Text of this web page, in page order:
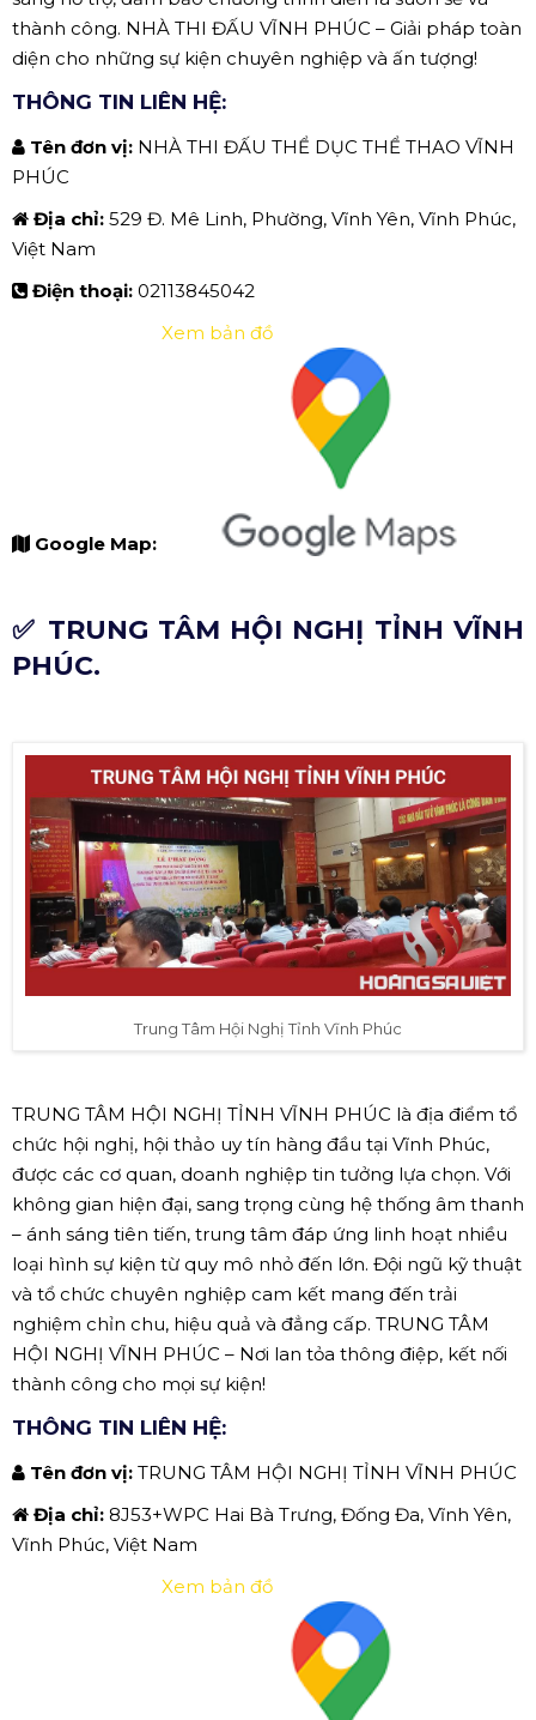
thành công. NHÀ THI ĐẤU VĨNH PHÚC – Giải pháp toàn
diện cho những sự kiện chuyên nghiệp và ấn tượng!
THÔNG TIN LIÊN HỆ:
Tên đơn vị: NHÀ THI ĐẤU THỂ DỤC THỂ THAO VĨNH
PHÚC
Địa chỉ: 529 Đ. Mê Linh, Phường, Vĩnh Yên, Vĩnh Phúc,
Việt Nam
Điện thoại: 02113845042
Google Map:
Xem bản đồ
✅ TRUNG TÂM HỘI NGHỊ TỈNH VĨNH
PHÚC.
Trung Tâm Hội Nghị Tỉnh Vĩnh Phúc
TRUNG TÂM HỘI NGHỊ TỈNH VĨNH PHÚC là địa điểm tổ
chức hội nghị, hội thảo uy tín hàng đầu tại Vĩnh Phúc,
được các cơ quan, doanh nghiệp tin tưởng lựa chọn. Với
không gian hiện đại, sang trọng cùng hệ thống âm thanh
– ánh sáng tiên tiến, trung tâm đáp ứng linh hoạt nhiều
loại hình sự kiện từ quy mô nhỏ đến lớn. Đội ngũ kỹ thuật
và tổ chức chuyên nghiệp cam kết mang đến trải
nghiệm chỉn chu, hiệu quả và đẳng cấp. TRUNG TÂM
HỘI NGHỊ VĨNH PHÚC – Nơi lan tỏa thông điệp, kết nối
thành công cho mọi sự kiện!
THÔNG TIN LIÊN HỆ:
Tên đơn vị: TRUNG TÂM HỘI NGHỊ TỈNH VĨNH PHÚC
Địa chỉ: 8J53+WPC Hai Bà Trưng, Đống Đa, Vĩnh Yên,
Vĩnh Phúc, Việt Nam
Xem bản đồ